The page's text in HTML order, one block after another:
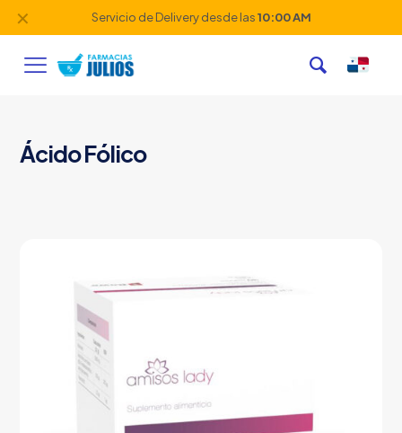
Servicio de Delivery desde las10:00 AM
✕
Ácido Fólico